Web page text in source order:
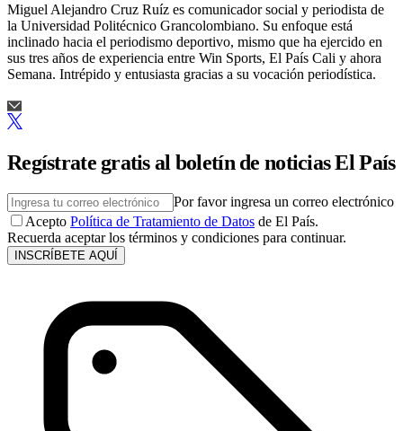
Miguel Alejandro Cruz Ruíz es comunicador social y periodista de
la Universidad Politécnico Grancolombiano. Su enfoque está
inclinado hacia el periodismo deportivo, mismo que ha ejercido en
sus tres años de experiencia entre Win Sports, El País Cali y ahora
Semana. Intrépido y entusiasta gracias a su vocación periodística.
Regístrate gratis al boletín de noticias El País
Por favor ingresa un correo electrónico
Acepto Política de Tratamiento de Datos de El País.
Recuerda aceptar los términos y condiciones para continuar.
INSCRÍBETE AQUÍ